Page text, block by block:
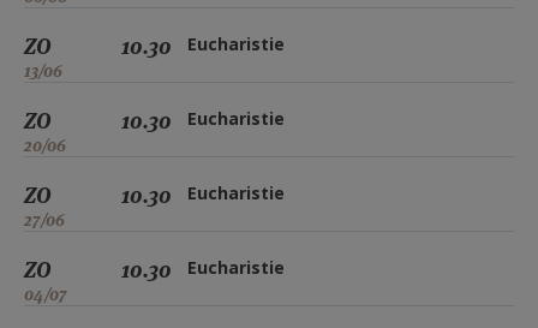
ZO
13/06
10.30 Eucharistie
ZO
20/06
10.30 Eucharistie
ZO
27/06
10.30 Eucharistie
ZO
04/07
10.30 Eucharistie